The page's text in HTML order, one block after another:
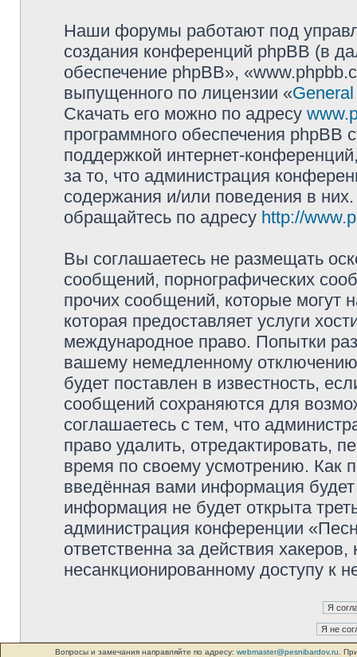
Наши форумы работают под
создания конференций phpBB (в
обеспечение phpBB»,
выпущенного по лицензии «
Скачать его можно по адресу
программного обеспечения phpBB
поддержкой интернет-
за то, что администрация
содержания и/или поведения в
обращайтесь по адресу http://
Вы соглашаетесь не размещать
сообщений, порнографических
прочих сообщений, которые могут
которая предоставляет услуги
международное право. Попытки
вашему немедленному
будет поставлен в известность,
сообщений сохраняются для
соглашаетесь с тем, что
право удалить, отредактировать,
время по своему усмотрению. Как
введённая вами информация
информация не будет открыта
администрация конференции
ответственна за действия
несанкционированному доступу к
Вопросы и замечания направляйте по адресу: webmaster@pesnibardov.ru .